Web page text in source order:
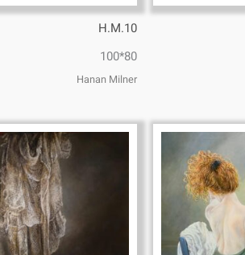
H.M.10
80*100
Hanan Milner